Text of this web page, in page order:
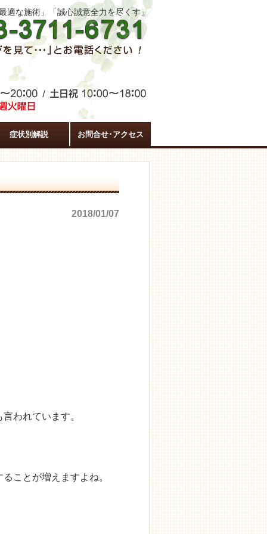
適な施術」「誠心誠意全力を尽くす」
症状別解説 お問合せ･アクセス
2018/01/07
われています。
ことが増えますよね。